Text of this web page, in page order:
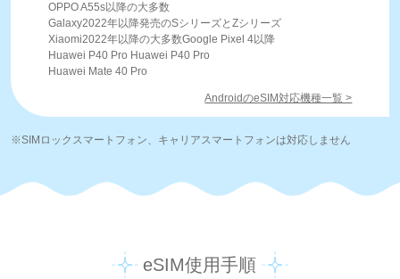
OPPO A55s以降の大多数
Galaxy2022年以降発売のSシリーズとZシリーズ
Xiaomi2022年以降の大多数Google Pixel 4以降
Huawei P40 Pro Huawei P40 Pro
Huawei Mate 40 Pro
AndroidのeSIM対応機種一覧 >
※SIMロックスマートフォン、キャリアスマートフォンは対応しません
eSIM使用手順